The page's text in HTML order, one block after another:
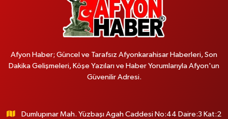
Afyon Haber; Güncel ve Tarafsız Afyonkarahisar Haberleri, Son
Dakika Gelişmeleri, Köşe Yazıları ve Haber Yorumlarıyla Afyon'un
Güvenilir Adresi.
Dumlupınar Mah. Yüzbaşı Agah Caddesi No:44 Daire:3 Kat:2